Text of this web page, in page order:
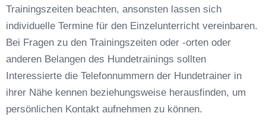
Darum lohnt sich der Besuch einer
Hundeschule
Trainingszeiten beachten, ansonsten lassen sich
individuelle Termine für den Einzelunterricht vereinbaren.
Bei Fragen zu den Trainingszeiten oder -orten oder
anderen Belangen des Hundetrainings sollten
Interessierte die Telefonnummern der Hundetrainer in
ihrer Nähe kennen beziehungsweise herausfinden, um
persönlichen Kontakt aufnehmen zu können.